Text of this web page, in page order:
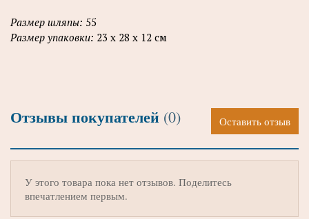
Размер шляпы: 55
Размер упаковки: 23 х 28 х 12 см
Отзывы покупателей (0) Оставить отзыв
У этого товара пока нет отзывов. Поделитесь
впечатлением первым.